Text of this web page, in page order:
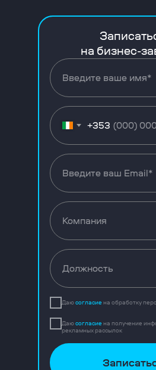
на бизнес-
+353
Даюсогласиена обработку
Даюсогласиена получение
рекламных рассылок